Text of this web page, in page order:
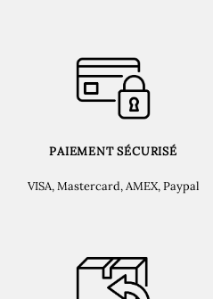
PAIEMENT SÉCURISÉ
VISA, Mastercard, AMEX, Paypal